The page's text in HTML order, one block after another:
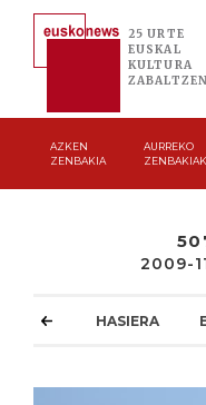
25 URTE
EUSKAL
KULTURA
ZABALTZEN
AZKEN
ZENBAKIA
AURREKO
ZENBAKIAK
2009-
HASIERA